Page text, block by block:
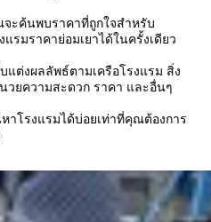
ะค้นพบราคาที่ถูกใจสำหรับ
แรมราคาย่อมเยาได้ในครั้งเดียว
แต่งผลลัพธ์ตามเครือโรงแรม สิ่ง
วยความสะดวก ราคา และอื่นๆ
าโรงแรมได้บ่อยเท่าที่คุณต้องการ